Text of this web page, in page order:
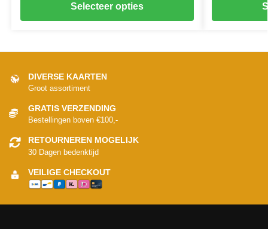
Selecteer opties
DIVERSE KAARTEN
Groot assortiment
GRATIS VERZENDING
Bestellingen boven €100,-
RETOURNEREN MOGELIJK
30 Dagen bedenktijd
VEILIGE CHECKOUT